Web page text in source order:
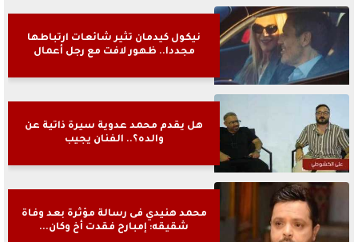
نيكول كيدمان تثير شائعات ارتباطها
مجددا.. ظهور لافت مع رجل أعمال
هل يقدم محمد عدوية سيرة ذاتية عن
والده؟.. الفنان يجيب
محمد هنيدي فى رسالة مؤثرة بعد وفاة
شقيقه: إمبارح فقدت أخ وكان...